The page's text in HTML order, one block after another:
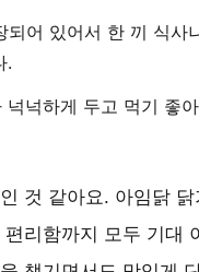
어 있어서 한 끼 식사
.
넉하게 두고 먹기 좋
것 같아요. 아임닭
리함까지 모두 기대